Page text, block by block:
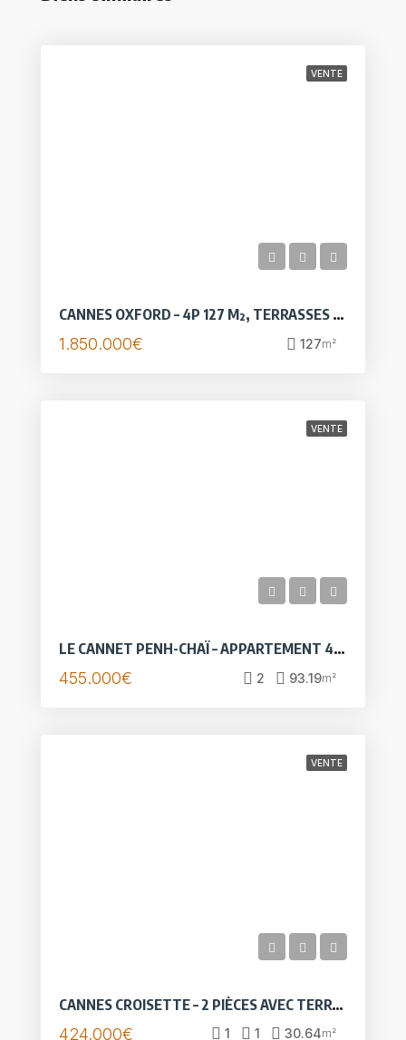
VENTE
CANNES OXFORD – 4P 127 M², TERRASSES VUE MER – GARAGE
1.850.000€ 127m²
VENTE
LE CANNET PENH-CHAÏ – APPARTEMENT 4 PIÈCES 93 M² – 3 TERRASSES – PISCINE ET GARAGE
455.000€ 2 93.19m²
VENTE
CANNES CROISETTE – 2 PIÈCES AVEC TERRASSE DE 25 M²
424.000€ 1 1 30.64m²